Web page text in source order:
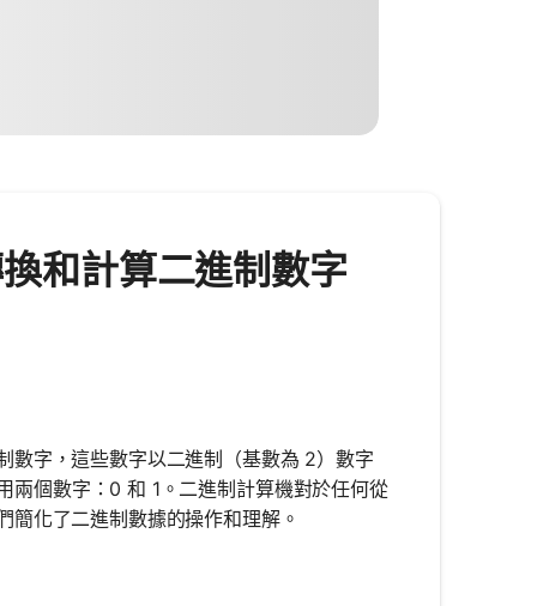
和計算二進制數字
數字，這些數字以二進制（基數為 2）數字
個數字：0 和 1。二進制計算機對於任何從
化了二進制數據的操作和理解。